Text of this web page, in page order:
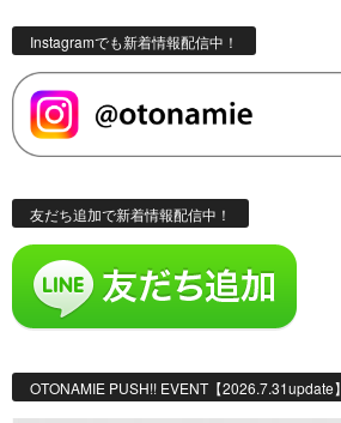
Instagramでも新着情報配信中！
友だち追加で新着情報配信中！
OTONAMIE PUSH!! EVENT【2026.7.31update】